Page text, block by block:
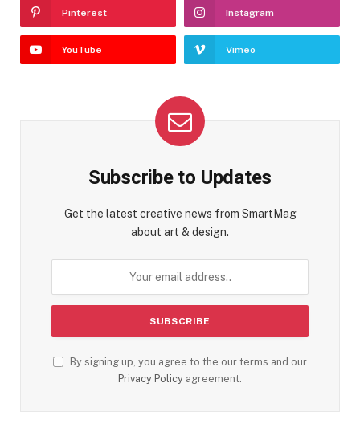
Pinterest Instagram
YouTube Vimeo
Subscribe to Updates
Get the latest creative news from SmartMag
about art & design.
By signing up, you agree to the our terms and our
Privacy Policy agreement.